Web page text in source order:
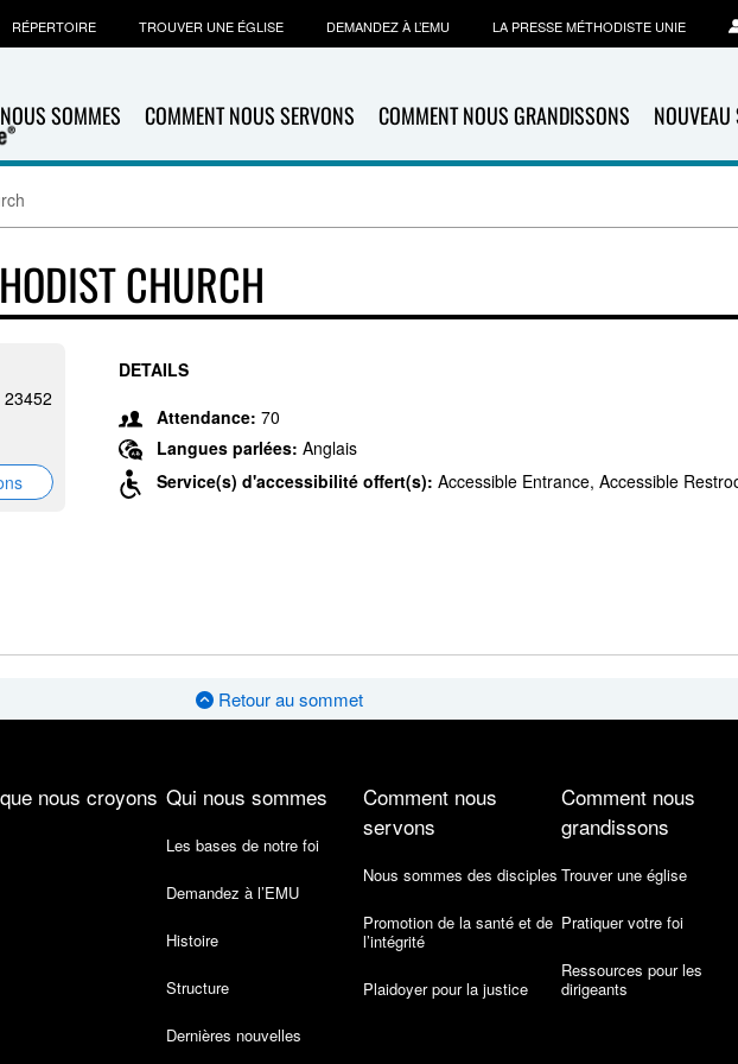
SOMMES COMMENT NOUS SERVONS COMMENT NOUS GRANDISSONS NOUVEAU
RÉPERTOIRE TROUVER UNE ÉGLISE DEMANDEZ À L’EMU LA PRESSE MÉTHODISTE UNIE
CHURCH
DETAILS
Attendance: 70
Langues parlées: Anglais
Service(s) d'accessibilité offert(s): Accessible Entrance, Accessible
Retour au sommet
nous croyons Qui nous sommes
Les bases de notre foi
Demandez à l’EMU
Histoire
Structure
Dernières nouvelles
Comment nous
servons
Nous sommes des disciples
Promotion de la santé et de
l’intégrité
Plaidoyer pour la justice
Comment nous
grandissons
Trouver une église
Pratiquer votre foi
Ressources pour les
dirigeants